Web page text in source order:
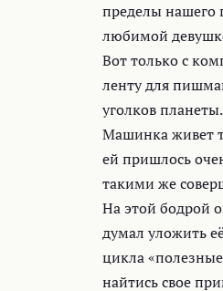
пределы нашего
любимой
Вот только с
ленту для
уголков планеты.
Машинка живет
ей пришлось
такими же
На этой бодрой
думал уложить
цикла
найтись свое